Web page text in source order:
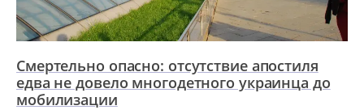
Смертельно опасно: отсутствие апостиля
едва не довело многодетного украинца до
мобилизации